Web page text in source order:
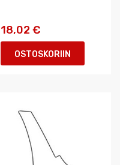
18,02 €
OSTOSKORIIN